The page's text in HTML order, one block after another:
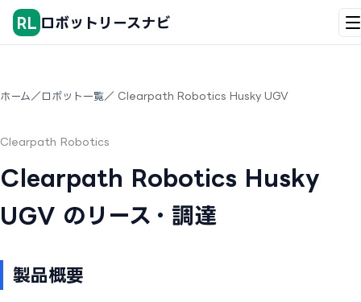
RL ロボットリースナビ
ホーム ／ ロボット一覧／ Clearpath Robotics Husky UGV
Clearpath Robotics
Clearpath Robotics Husky
UGV のリース・調達
製品概要